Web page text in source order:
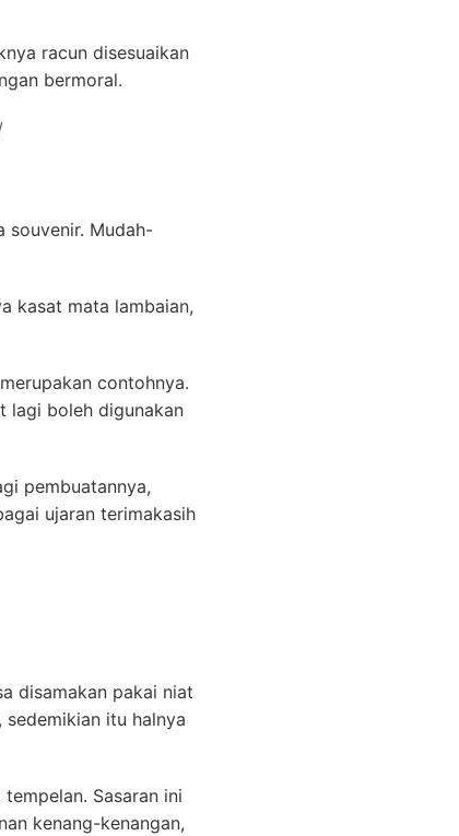
racun disesuaikan
bermoral.
souvenir. Mudah-
kasat mata lambaian,
contohnya.
lagi boleh digunakan
pembuatannya,
ujaran terimakasih
disamakan pakai niat
sedemikian itu halnya
Sasaran ini
kenang-kenangan,